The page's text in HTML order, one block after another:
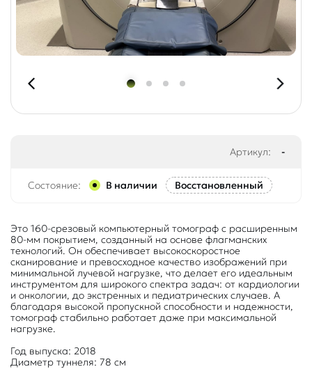
Артикул: -
Состояние: В наличии Восстановленный
Это 160-срезовый компьютерный томограф с расширенным
80-мм покрытием, созданный на основе флагманских
технологий. Он обеспечивает высокоскоростное
сканирование и превосходное качество изображений при
минимальной лучевой нагрузке, что делает его идеальным
инструментом для широкого спектра задач: от кардиологии
и онкологии, до экстренных и педиатрических случаев. А
благодаря высокой пропускной способности и надежности,
томограф стабильно работает даже при максимальной
нагрузке.
Год выпуска: 2018
Диаметр туннеля: 78 см